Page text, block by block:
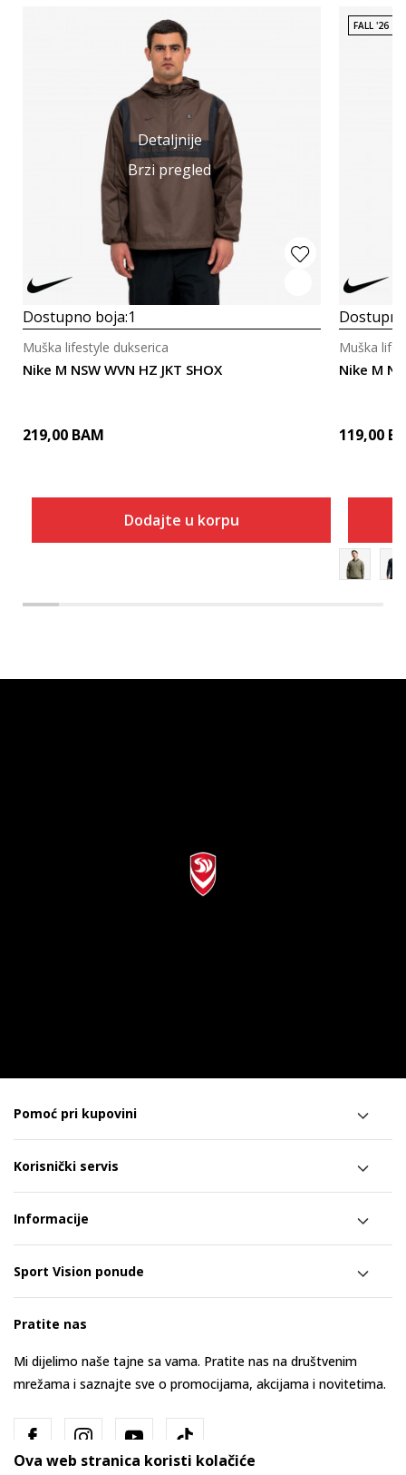
Detaljnije
Brzi pregled
Dostupno boja:1
Nike M NSW WVN HZ JKT SHOX
Muška lifestyle dukserica
219,00 BAM
Dodajte u korpu
FALL '26
Nike M
Muška
119,00
Pomoć pri kupovini
Korisnički servis
Informacije
Sport Vision ponude
Pratite nas
Mi dijelimo naše tajne sa vama. Pratite nas na društvenim
mrežama i saznajte sve o promocijama, akcijama i novitetima.
Ova web stranica koristi kolačiće